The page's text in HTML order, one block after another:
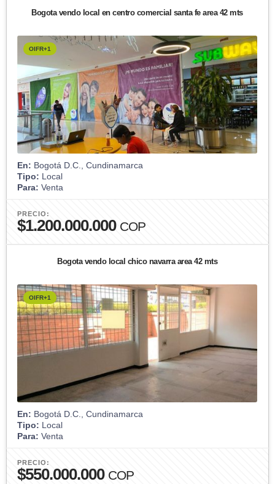
Bogota vendo local en centro comercial santa fe area 42 mts
OIFR+1
En: Bogotá D.C., Cundinamarca
Tipo: Local
Para: Venta
PRECIO:
$1.200.000.000 COP
Bogota vendo local chico navarra area 42 mts
OIFR+1
En: Bogotá D.C., Cundinamarca
Tipo: Local
Para: Venta
PRECIO:
$550.000.000 COP